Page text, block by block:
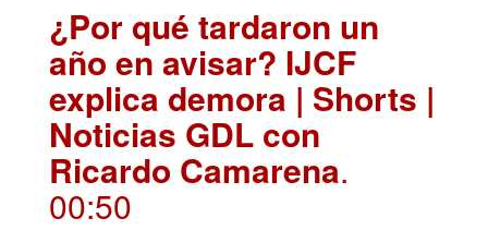
¿Por qué tardaron un
año en avisar? IJCF
explica demora | Shorts |
Noticias GDL con
Ricardo Camarena.
00:50